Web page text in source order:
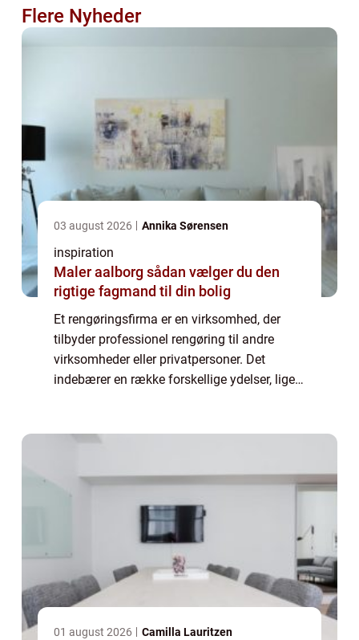
Flere Nyheder
03 august 2026 Annika Sørensen
inspiration
Maler aalborg sådan vælger du den
rigtige fagmand til din bolig
Et rengøringsfirma er en virksomhed, der
tilbyder professionel rengøring til andre
virksomheder eller privatpersoner. Det
indebærer en række forskellige ydelser, lige
01 august 2026 Camilla Lauritzen